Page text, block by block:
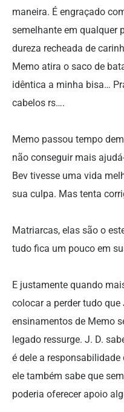
maneira. É engraçado
semelhante em qualquer
dureza recheada de
Memo atira o saco de
idêntica a minha bisa…
cabelos rs….
Memo passou tempo
não conseguir mais
Bev tivesse uma vida
sua culpa. Mas tenta
Matriarcas, elas são o
tudo fica um pouco em
E justamente quando
colocar a perder tudo
ensinamentos de Memo
legado ressurge. J. D.
é dele a
ele também sabe que
poderia oferecer apoio